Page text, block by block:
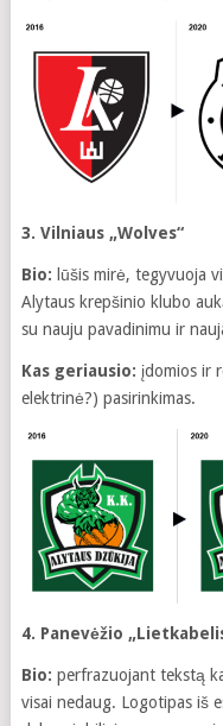
3. Vilniaus „Wolves“
Bio: lūšis mirė, tegyvuoja
Alytaus krepšinio klubo
su nauju pavadinimu ir
Kas geriausio: įdomios ir
elektrinė?) pasirinkimas.
4. Panevėžio
Bio: perfrazuojant tekstą
visai nedaug. Logotipas iš